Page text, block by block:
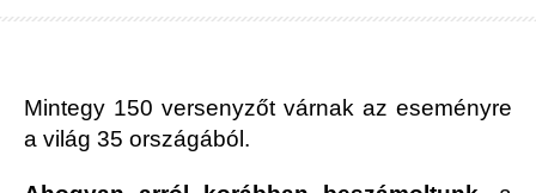
Mintegy 150 versenyzőt várnak az eseményre
a világ 35 országából.